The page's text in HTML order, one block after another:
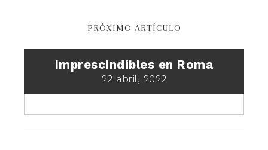
PRÓXIMO ARTÍCULO
Imprescindibles en Roma
22 abril, 2022